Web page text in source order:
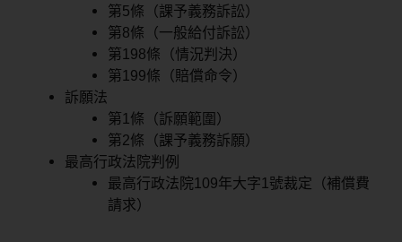
第5條（課予義務訴訟）
第8條（一般給付訴訟）
第198條（情況判決）
第199條（賠償命令）
訴願法
第1條（訴願範圍）
第2條（課予義務訴願）
最高行政法院判例
最高行政法院109年大字1號裁定（補償費
請求）